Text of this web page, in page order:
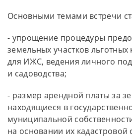
Основными темами встречи
- упрощение процедуры
земельных участков
для ИЖС, ведения личного
и садоводства;
- размер арендной платы за
находящиеся в
муниципальной
на основании их кадастровой